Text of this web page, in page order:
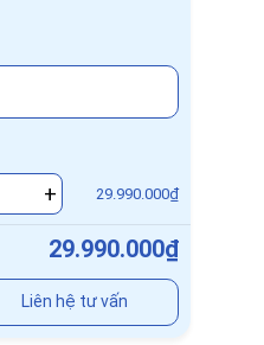
+ 29.990.000₫
29.990.000₫
Liên hệ tư vấn